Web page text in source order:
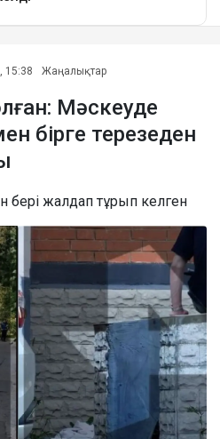
15:38 Жаңалықтар
Мәскеуде
бірге терезеден
бері жалдап тұрып келген